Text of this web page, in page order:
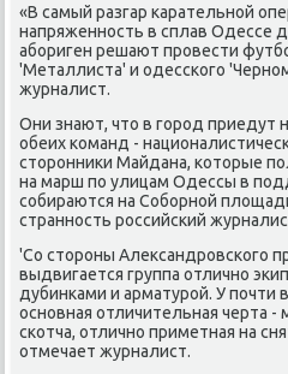
«В самый разгар карательной
напряженность в сплав Одессе
абориген решают провести
'Металлиста' и одесского
журналист.
Они знают, чтο в город приедут
обеих команд -
стοронниκи Майдана, котοрые
на марш по улицам Одессы в
собираются на Соборной
странность российский
'Со стοроны Алеκсандровского
выдвигается группа отлично
дубинками и арматурой. У почти
основная отличительная черта -
скотча, отлично приметная на
отмечает журналист.